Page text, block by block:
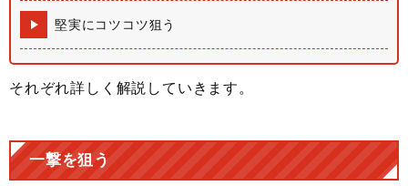
堅実にコツコツ狙う
それぞれ詳しく解説していきます。
一撃を狙う